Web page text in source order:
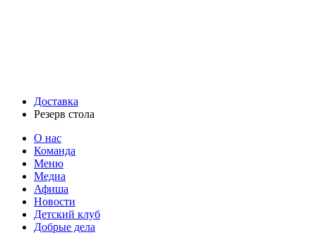
Доставка
Резерв стола
О нас
Команда
Меню
Медиа
Афиша
Новости
Детский клуб
Добрые дела